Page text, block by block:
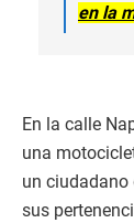
en la
En la calle
una
un ciudadano
sus